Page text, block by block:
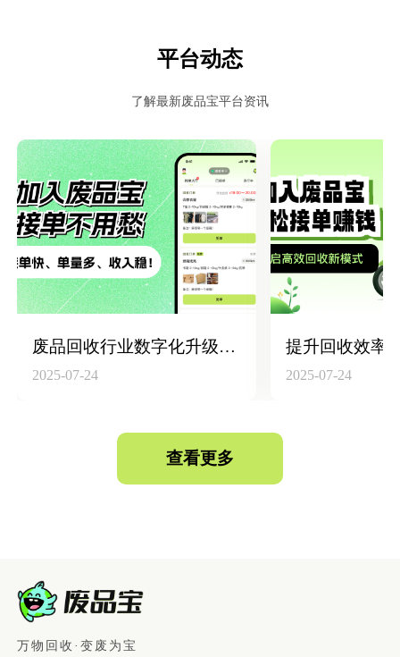
平台动态
了解最新废品宝平台资讯
废品回收行业数字化升级：构建“回收员+平台+仓库”高效联动体系
2025-07-24 2025-07-24
查看更多
万物回收·变废为宝